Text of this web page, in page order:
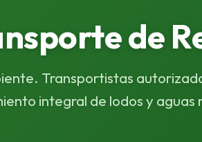
de
Transportistas
integral de lodos y aguas